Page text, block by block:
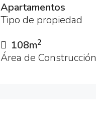
Apartamentos
Tipo de propiedad
108m2
Área de Construcción